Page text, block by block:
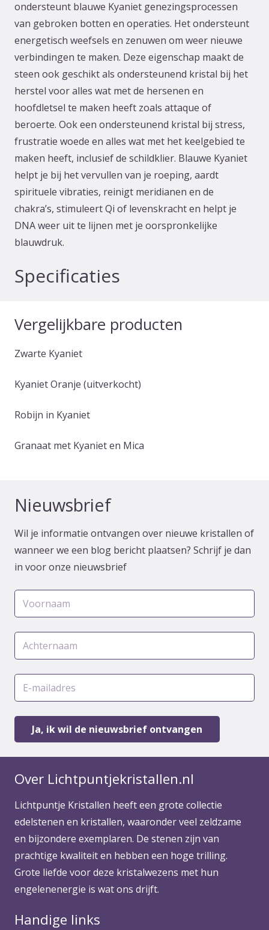
ondersteunt blauwe Kyaniet genezingsprocessen
van gebroken botten en operaties. Het ondersteunt
energetisch weefsels en zenuwen om weer nieuwe
verbindingen te maken. Deze eigenschap maakt de
steen ook geschikt als ondersteunend kristal bij het
herstel voor alles wat met de hersenen en
hoofdletsel te maken heeft zoals attaque of
beroerte. Ook een ondersteunend kristal bij stress,
frustratie woede en alles wat met het keelgebied te
maken heeft, inclusief de schildklier. Blauwe Kyaniet
helpt je bij het vervullen van je roeping, aardt
spirituele vibraties, reinigt meridianen en de
chakra’s, stimuleert Qi of levenskracht en helpt je
DNA weer uit te lijnen met je oorspronkelijke
blauwdruk.
Specificaties
Vergelijkbare producten
Zwarte Kyaniet
Kyaniet Oranje (uitverkocht)
Robijn in Kyaniet
Granaat met Kyaniet en Mica
Nieuwsbrief
Wil je informatie ontvangen over nieuwe kristallen of
wanneer we een blog bericht plaatsen? Schrijf je dan
in voor onze nieuwsbrief
Over Lichtpuntjekristallen.nl
Lichtpuntje Kristallen heeft een grote collectie
edelstenen en kristallen, waaronder veel zeldzame
en bijzondere exemplaren. De stenen zijn van
prachtige kwaliteit en hebben een hoge trilling.
Grote liefde voor deze kristalwezens met hun
engelenenergie is wat ons drijft.
Handige links